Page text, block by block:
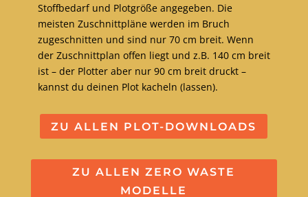
Stoffbedarf und Plotgröße angegeben. Die
meisten Zuschnittpläne werden im Bruch
zugeschnitten und sind nur 70 cm breit. Wenn
der Zuschnittplan offen liegt und z.B. 140 cm breit
ist – der Plotter aber nur 90 cm breit druckt –
kannst du deinen Plot kacheln (lassen).
ZU ALLEN PLOT-DOWNLOADS
ZU ALLEN ZERO WASTE
MODELLE